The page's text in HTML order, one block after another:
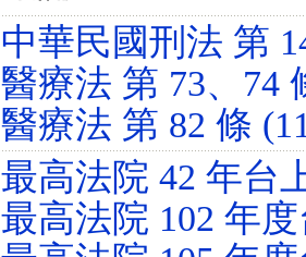
中華民國刑法 第
醫療法 第 73、74
醫療法 第 82 條
最高法院 42 年台
最高法院 102 年